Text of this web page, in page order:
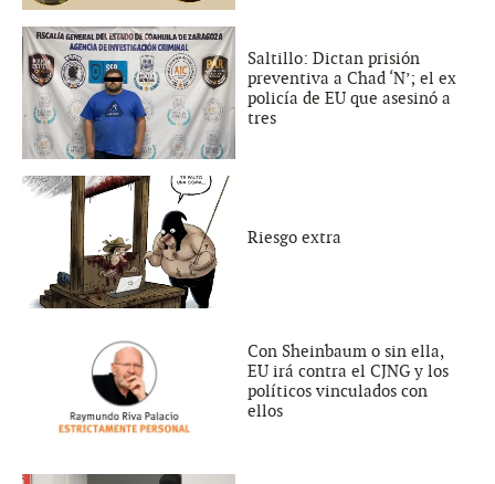
Saltillo: Dictan prisión
preventiva a Chad ‘N’; el ex
policía de EU que asesinó a
tres
Riesgo extra
Con Sheinbaum o sin ella,
EU irá contra el CJNG y los
políticos vinculados con
ellos